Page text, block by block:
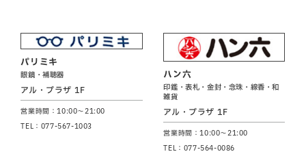
パリミキ
眼鏡・補聴器
アル・プラザ 1F
営業時間：10:00～21:00
TEL：077-567-1003
ハン六
印鑑・表札・金封・念珠・線香・和
雑貨
アル・プラザ 1F
営業時間：10:00～21:00
TEL：077-564-0086